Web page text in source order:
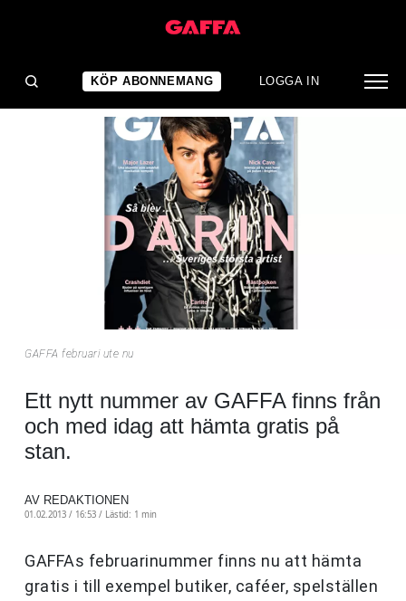
KÖP ABONNEMANG LOGGA IN
NYHET
GAFFA februari ute nu
GAFFA februari ute nu
Ett nytt nummer av GAFFA finns från
och med idag att hämta gratis på
stan.
AV REDAKTIONEN
01.02.2013 / 16:53 / Lästid: 1 min
GAFFAs februarinummer finns nu att hämta
gratis i till exempel butiker, caféer, spelställen